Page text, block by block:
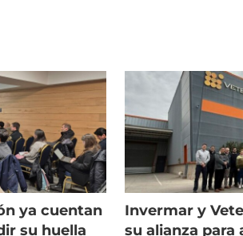
ya cuentan
su huella
Invermar y
su alianza para